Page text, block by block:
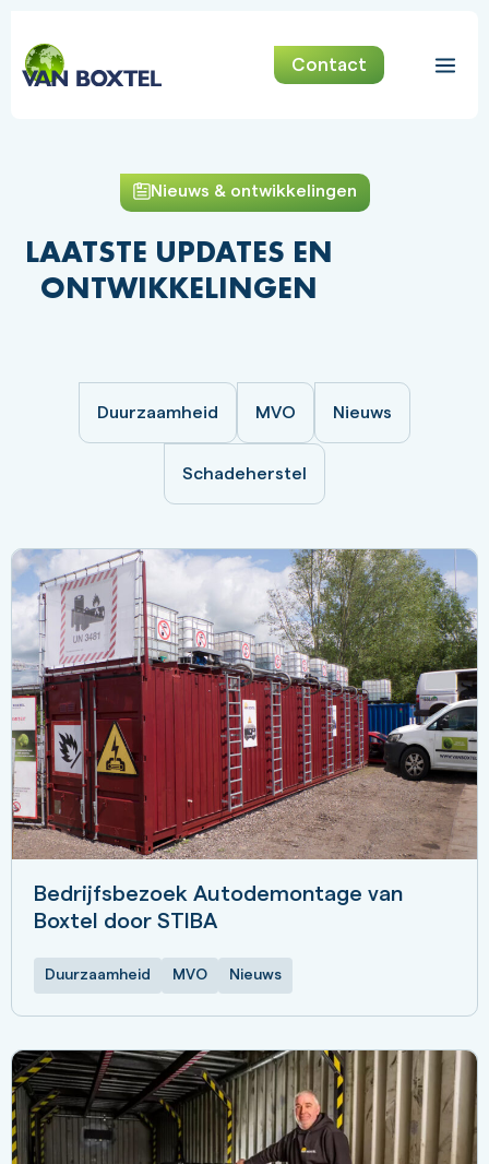
Contact
Nieuws & ontwikkelingen
LAATSTE UPDATES EN
ONTWIKKELINGEN
Duurzaamheid MVO Nieuws
Schadeherstel
Bedrijfsbezoek Autodemontage van
Boxtel door STIBA
Duurzaamheid MVO Nieuws